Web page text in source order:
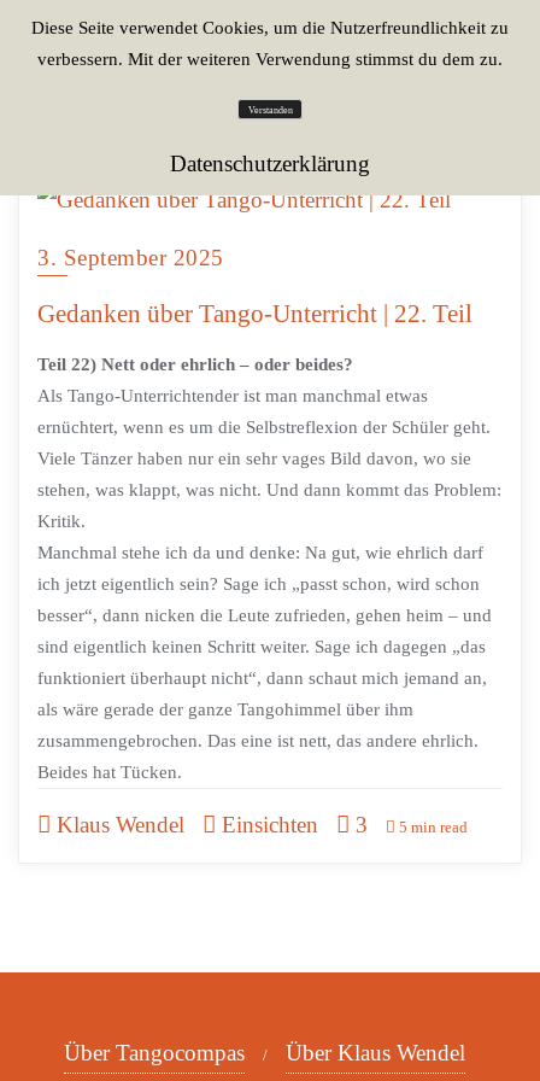
3. September 2025
Gedanken über Tango-Unterricht | 22. Teil
Teil 22) Nett oder ehrlich – oder beides?
Als Tango-Unterrichtender ist man manchmal etwas
ernüchtert, wenn es um die Selbstreflexion der Schüler geht.
Viele Tänzer haben nur ein sehr vages Bild davon, wo sie
stehen, was klappt, was nicht. Und dann kommt das Problem:
Kritik.
Manchmal stehe ich da und denke: Na gut, wie ehrlich darf
ich jetzt eigentlich sein? Sage ich „passt schon, wird schon
besser“, dann nicken die Leute zufrieden, gehen heim – und
sind eigentlich keinen Schritt weiter. Sage ich dagegen „das
funktioniert überhaupt nicht“, dann schaut mich jemand an,
als wäre gerade der ganze Tangohimmel über ihm
zusammengebrochen. Das eine ist nett, das andere ehrlich.
Beides hat Tücken.
Klaus Wendel Einsichten 3 5 min read
Über Tangocompas Über Klaus Wendel
Diese Seite verwendet Cookies, um die Nutzerfreundlichkeit zu
verbessern. Mit der weiteren Verwendung stimmst du dem zu.
Verstanden
Datenschutzerklärung